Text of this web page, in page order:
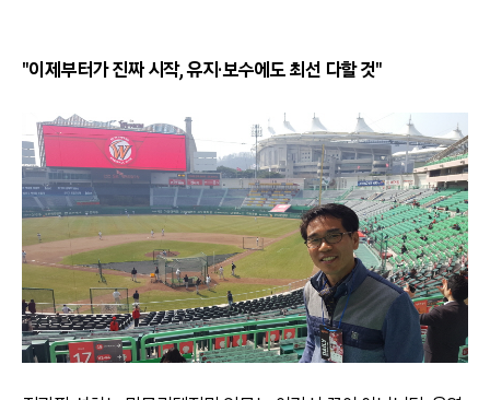
"이제부터가 진짜 시작, 유지·보수에도 최선 다할 것"